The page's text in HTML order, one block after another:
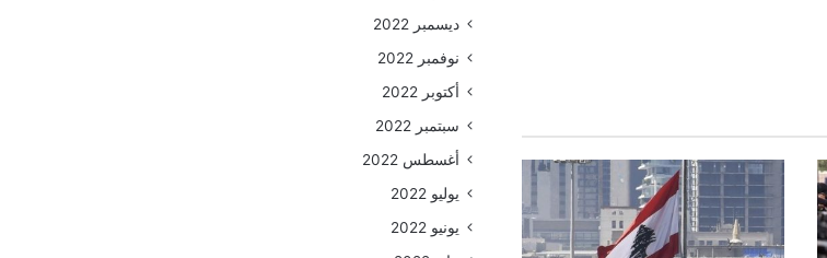
ديسمبر 2022
نوفمبر 2022
أكتوبر 2022
سبتمبر 2022
أغسطس 2022
يوليو 2022
يونيو 2022